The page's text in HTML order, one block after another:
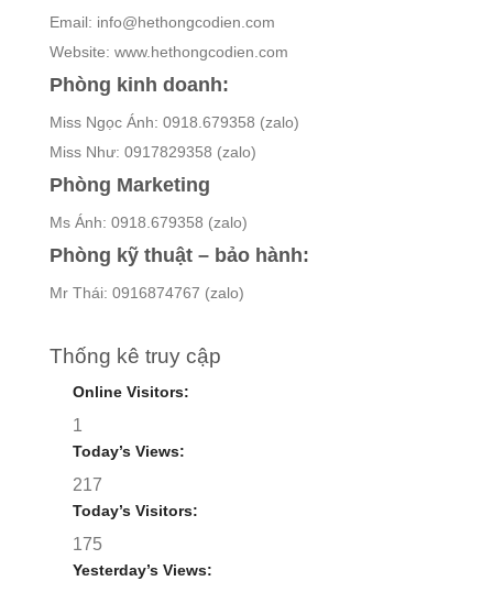
Email: info@hethongcodien.com
Website: www.hethongcodien.com
Phòng kinh doanh:
Miss Ngọc Ánh: 0918.679358 (zalo)
Miss Như: 0917829358 (zalo)
Phòng Marketing
Ms Ánh: 0918.679358 (zalo)
Phòng kỹ thuật – bảo hành:
Mr Thái: 0916874767 (zalo)
Thống kê truy cập
Online Visitors:
1
Today’s Views:
217
Today’s Visitors:
175
Yesterday’s Views: